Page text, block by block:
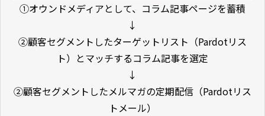
①オウンドメディアとして、コラム記事ページを蓄積
↓
②顧客セグメントしたターゲットリスト（Pardotリス
ト）とマッチするコラム記事を選定
↓
②顧客セグメントしたメルマガの定期配信（Pardotリス
トメール）